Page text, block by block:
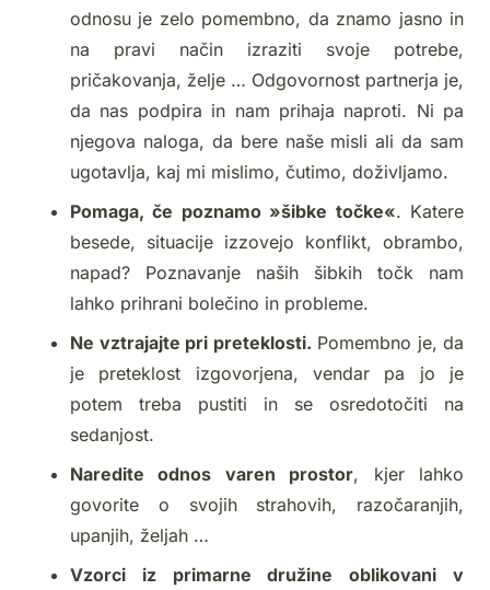
odnosu je zelo pomembno, da znamo jasno in
na pravi način izraziti svoje potrebe,
pričakovanja, želje … Odgovornost partnerja je,
da nas podpira in nam prihaja naproti. Ni pa
njegova naloga, da bere naše misli ali da sam
ugotavlja, kaj mi mislimo, čutimo, doživljamo.
Pomaga, če poznamo »šibke točke«. Katere
besede, situacije izzovejo konflikt, obrambo,
napad? Poznavanje naših šibkih točk nam
lahko prihrani bolečino in probleme.
Ne vztrajajte pri preteklosti. Pomembno je, da
je preteklost izgovorjena, vendar pa jo je
potem treba pustiti in se osredotočiti na
sedanjost.
Naredite odnos varen prostor, kjer lahko
govorite o svojih strahovih, razočaranjih,
upanjih, željah …
Vzorci iz primarne družine oblikovani v